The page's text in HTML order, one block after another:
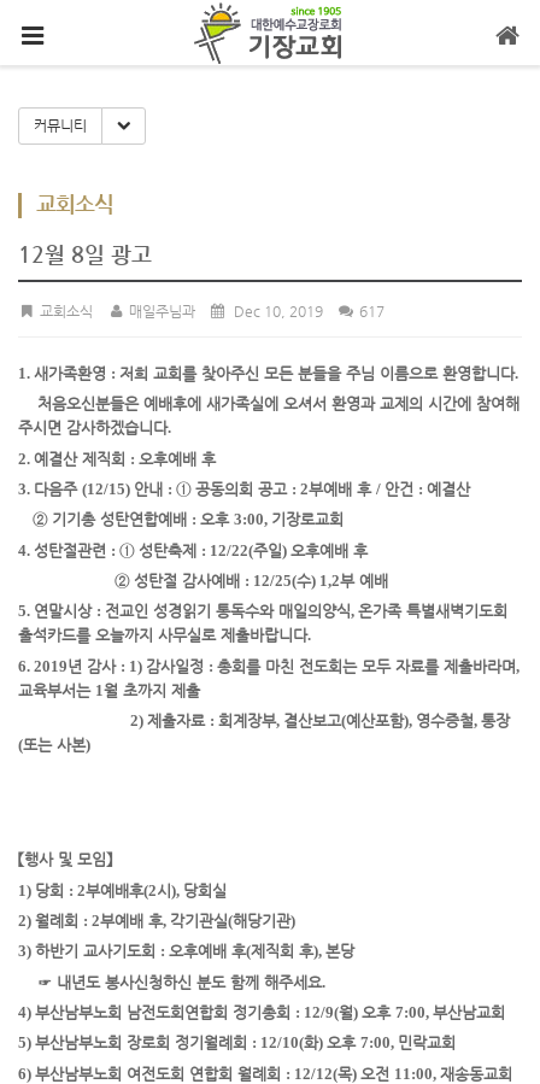
커뮤니티 Toggle Dropdown
교회소식
12월 8일 광고
교회소식 매일주님과 Dec 10, 2019 617
1. 새가족환영 : 저희 교회를 찾아주신 모든 분들을 주님 이름으로 환영합니다.
처음오신분들은 예배후에 새가족실에 오셔서 환영과 교제의 시간에 참여해
주시면 감사하겠습니다.
2. 예결산 제직회 : 오후예배 후
3. 다음주 (12/15) 안내 : ① 공동의회 공고 : 2부예배 후 / 안건 : 예결산
② 기기총 성탄연합예배 : 오후 3:00, 기장로교회
4. 성탄절관련 : ① 성탄축제 : 12/22(주일) 오후예배 후
② 성탄절 감사예배 : 12/25(수) 1,2부 예배
5. 연말시상 : 전교인 성경읽기 통독수와 매일의양식, 온가족 특별새벽기도회
출석카드를 오늘까지 사무실로 제출바랍니다.
6. 2019년 감사 : 1) 감사일정 : 총회를 마친 전도회는 모두 자료를 제출바라며,
교육부서는 1월 초까지 제출
2) 제출자료 : 회계장부, 결산보고(예산포함), 영수증철, 통장
(또는 사본)
【행사 및 모임】
1) 당회 : 2부예배후(2시), 당회실
2) 월례회 : 2부예배 후, 각기관실(해당기관)
3) 하반기 교사기도회 : 오후예배 후(제직회 후), 본당
☞ 내년도 봉사신청하신 분도 함께 해주세요.
4) 부산남부노회 남전도회연합회 정기총회 : 12/9(월) 오후 7:00, 부산남교회
5) 부산남부노회 장로회 정기월례회 : 12/10(화) 오후 7:00, 민락교회
6) 부산남부노회 여전도회 연합회 월례회 : 12/12(목) 오전 11:00, 재송동교회